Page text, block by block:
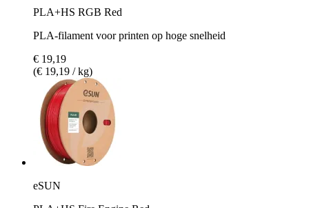
PLA+HS RGB Red
PLA-filament voor printen op hoge snelheid
€ 19,19
(€ 19,19 / kg)
eSUN